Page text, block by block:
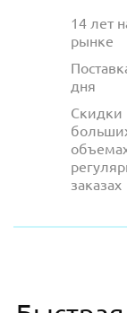
14 лет
рынке
дня
Скидки
заказах